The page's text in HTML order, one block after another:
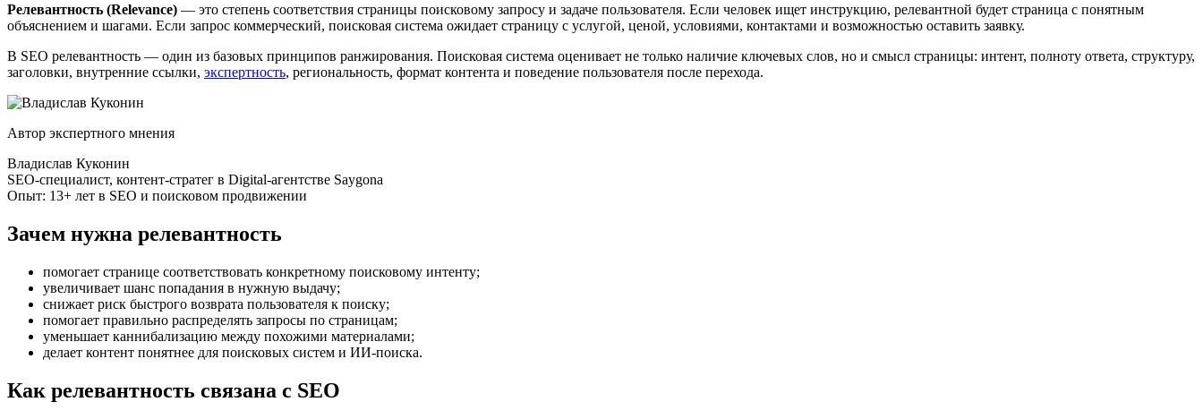
Релевантность (Relevance) — это степень соответствия страницы поисковому запросу и задаче пользователя. Если человек ищет инструкцию, релевантной будет страница с понятным
объяснением и шагами. Если запрос коммерческий, поисковая система ожидает страницу с услугой, ценой, условиями, контактами и возможностью оставить заявку.
В SEO релевантность — один из базовых принципов ранжирования. Поисковая система оценивает не только наличие ключевых слов, но и смысл страницы: интент, полноту ответа, структуру,
заголовки, внутренние ссылки, экспертность, региональность, формат контента и поведение пользователя после перехода.
Автор экспертного мнения
Владислав Куконин
SEO-специалист, контент-стратег в Digital-агентстве Saygona
Опыт: 13+ лет в SEO и поисковом продвижении
Зачем нужна релевантность
помогает странице соответствовать конкретному поисковому интенту;
увеличивает шанс попадания в нужную выдачу;
снижает риск быстрого возврата пользователя к поиску;
помогает правильно распределять запросы по страницам;
уменьшает каннибализацию между похожими материалами;
делает контент понятнее для поисковых систем и ИИ-поиска.
Как релевантность связана с SEO